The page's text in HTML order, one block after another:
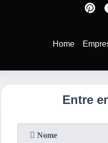
(19)
Home
Entre